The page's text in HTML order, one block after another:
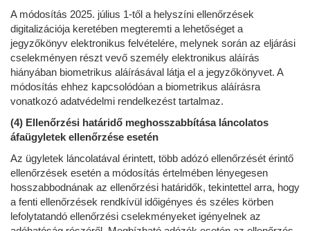
A módosítás 2025. július 1-től a helyszíni ellenőrzések
digitalizációja keretében megteremti a lehetőséget a
jegyzőkönyv elektronikus felvételére, melynek során az eljárási
cselekményen részt vevő személy elektronikus aláírás
hiányában biometrikus aláírásával látja el a jegyzőkönyvet. A
módosítás ehhez kapcsolódóan a biometrikus aláírásra
vonatkozó adatvédelmi rendelkezést tartalmaz.
(4) Ellenőrzési határidő meghosszabbítása láncolatos
áfaügyletek ellenőrzése esetén
Az ügyletek láncolatával érintett, több adózó ellenőrzését érintő
ellenőrzések esetén a módosítás értelmében lényegesen
hosszabbodnának az ellenőrzési határidők, tekintettel arra, hogy
a fenti ellenőrzések rendkívül időigényes és széles körben
lefolytatandó ellenőrzési cselekményeket igényelnek az